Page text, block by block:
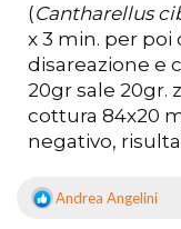
(Cantharellus
x 3 min. per
disareazione e
20gr sale 20gr.
cottura 84x20
negativo,
R
Andrea Angelini